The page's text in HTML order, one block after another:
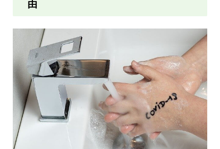
由